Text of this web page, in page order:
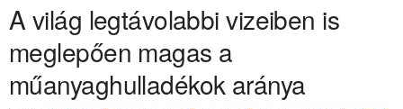
A világ legtávolabbi vizeiben is
meglepően magas a
műanyaghulladékok aránya